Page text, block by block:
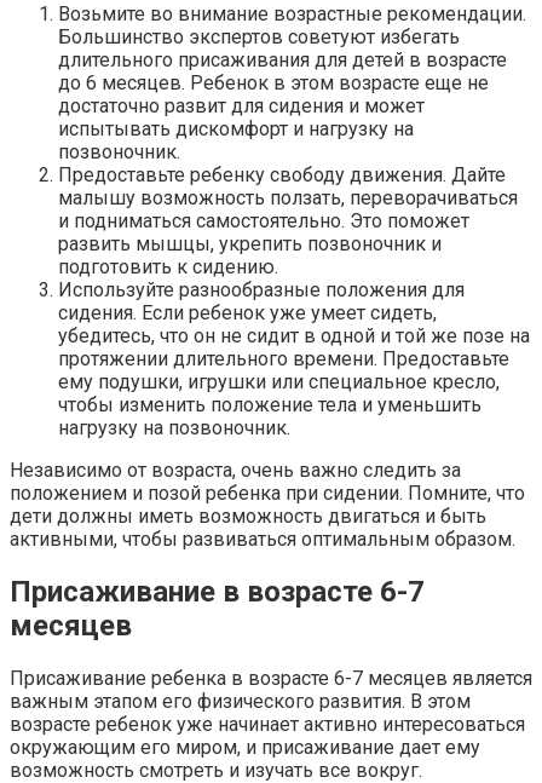
Возьмите во внимание возрастные рекомендации.
Большинство экспертов советуют избегать
длительного присаживания для детей в возрасте
до 6 месяцев. Ребенок в этом возрасте еще не
достаточно развит для сидения и может
испытывать дискомфорт и нагрузку на
позвоночник.
Предоставьте ребенку свободу движения. Дайте
малышу возможность ползать, переворачиваться
и подниматься самостоятельно. Это поможет
развить мышцы, укрепить позвоночник и
подготовить к сидению.
Используйте разнообразные положения для
сидения. Если ребенок уже умеет сидеть,
убедитесь, что он не сидит в одной и той же позе на
протяжении длительного времени. Предоставьте
ему подушки, игрушки или специальное кресло,
чтобы изменить положение тела и уменьшить
нагрузку на позвоночник.
Независимо от возраста, очень важно следить за
положением и позой ребенка при сидении. Помните, что
дети должны иметь возможность двигаться и быть
активными, чтобы развиваться оптимальным образом.
Присаживание в возрасте 6-7
месяцев
Присаживание ребенка в возрасте 6-7 месяцев является
важным этапом его физического развития. В этом
возрасте ребенок уже начинает активно интересоваться
окружающим его миром, и присаживание дает ему
возможность смотреть и изучать все вокруг.